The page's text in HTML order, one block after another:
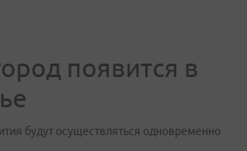
появится в
будут осуществляться одновременно